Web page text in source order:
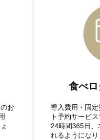
お
食べ
導入費用・固
ト予約サービス
24時間365日、
れるようになり